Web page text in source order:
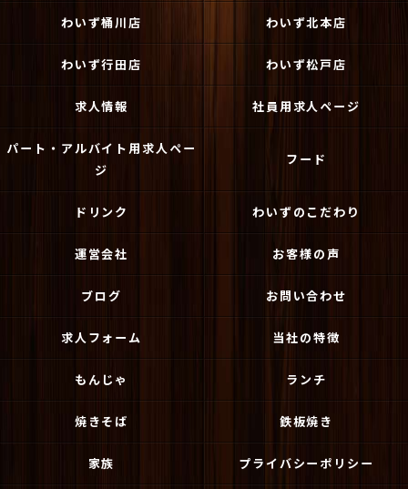
わいず桶川店 わいず北本店
わいず行田店 わいず松戸店
求人情報 社員用求人ページ
パート・アルバイト用求人ペー
ジ
フード
ドリンク わいずのこだわり
運営会社 お客様の声
ブログ お問い合わせ
求人フォーム 当社の特徴
もんじゃ ランチ
焼きそば 鉄板焼き
家族 プライバシーポリシー